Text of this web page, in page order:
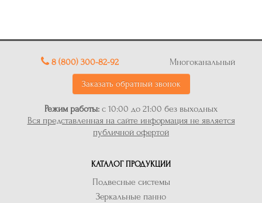
8 (800) 300-82-92 Многоканальный
Заказать обратный звонок
Режим работы: с 10:00 до 21:00 без выходных
Вся представленная на сайте информация не является
публичной офертой
КАТАЛОГ ПРОДУКЦИИ
Подвесные системы
Зеркальные панно